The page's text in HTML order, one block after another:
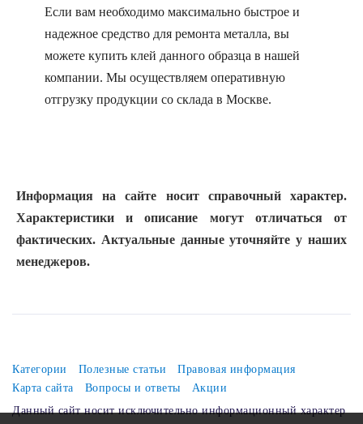
Если вам необходимо максимально быстрое и
надежное средство для ремонта металла, вы
можете купить клей данного образца в нашей
компании. Мы осуществляем оперативную
отгрузку продукции со склада в Москве.
Информация на сайте носит справочный характер.
Характеристики и описание могут отличаться от
фактических. Актуальные данные уточняйте у наших
менеджеров.
Категории Полезные статьи
Правовая информация
Карта сайта
Вопросы и ответы
Акции
Данный сайт носит исключительно информационный характер